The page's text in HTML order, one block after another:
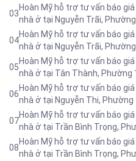
03
Hoàn Mỹ hỗ trợ tư vấn báo
nhà ở tại Nguyễn Trãi,
04
Hoàn Mỹ hỗ trợ tư vấn báo
nhà ở tại Nguyễn Trãi,
05
Hoàn Mỹ hỗ trợ tư vấn báo
nhà ở tại Tân Thành, Phường
06
Hoàn Mỹ hỗ trợ tư vấn báo
nhà ở tại Nguyễn Thi, Phường
07
Hoàn Mỹ hỗ trợ tư vấn báo
nhà ở tại Trần Bình Trọng,
08
Hoàn Mỹ hỗ trợ tư vấn báo
nhà ở tại Trần Bình Trọng,